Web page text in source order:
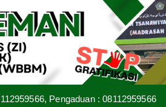
Pengaduan : 08112959566